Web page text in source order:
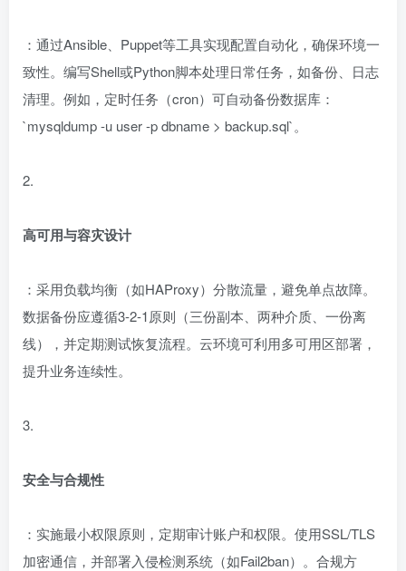
：通过Ansible、Puppet等工具实现配置自动化，确保环境一
致性。编写Shell或Python脚本处理日常任务，如备份、日志
清理。例如，定时任务（cron）可自动备份数据库：
`mysqldump -u user -p dbname > backup.sql`。
2.
高可用与容灾设计
：采用负载均衡（如HAProxy）分散流量，避免单点故障。
数据备份应遵循3-2-1原则（三份副本、两种介质、一份离
线），并定期测试恢复流程。云环境可利用多可用区部署，
提升业务连续性。
3.
安全与合规性
：实施最小权限原则，定期审计账户和权限。使用SSL/TLS
加密通信，并部署入侵检测系统（如Fail2ban）。合规方